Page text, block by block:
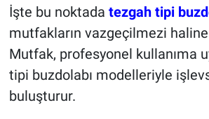
İşte bu noktada tezgah tipi
mutfakların vazgeçilmezi
Mutfak, profesyonel kullanıma
tipi buzdolabı modelleriyle
buluşturur.